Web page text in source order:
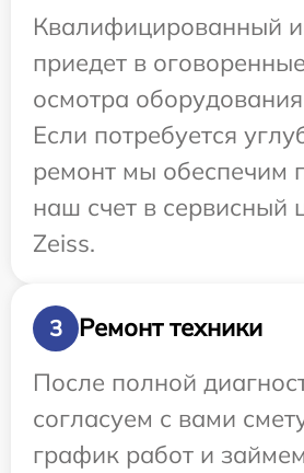
Квалифицированный
приедет в
осмотра
Если потребуется
ремонт мы обеспечим
наш счет в сервисный
Zeiss.
3
Ремонт техники
После полной
согласуем с вами
график работ и